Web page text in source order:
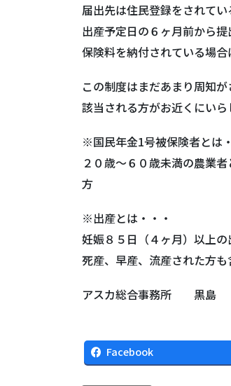
届出先は住民登録をされてい
出産予定日の６ヶ月前から提
保険料を納付されている場合
この制度はまだあまり周知が
該当される方がお近くにいら
※国民年金1号被保険者とは
２０歳～６０歳未満の農業
方
※出産とは・・・
妊娠８５日（４ヶ月）以上の
死産、早産、流産された方も
アスカ総合事務所 黒島
Facebook